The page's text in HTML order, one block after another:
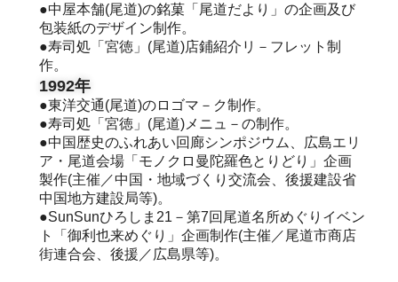
●中屋本舗(尾道)の銘菓「尾道だより」の企画及び
包装紙のデザイン制作。
●寿司処「宮徳」(尾道)店鋪紹介リ－フレット制
作。
1992年
●東洋交通(尾道)のロゴマ－ク制作。
●寿司処「宮徳」(尾道)メニュ－の制作。
●中国歴史のふれあい回廊シンポジウム、広島エリ
ア・尾道会場「モノクロ曼陀羅色とりどり」企画
製作(主催／中国・地域づくり交流会、後援建設省
中国地方建設局等)。
●SunSunひろしま21－第7回尾道名所めぐりイベン
ト「御利也来めぐり」企画制作(主催／尾道市商店
街連合会、後援／広島県等)。